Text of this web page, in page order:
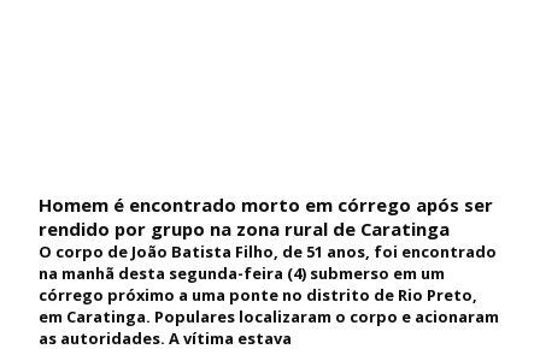
Homem é encontrado morto em córrego após ser
rendido por grupo na zona rural de Caratinga
O corpo de João Batista Filho, de 51 anos, foi encontrado
na manhã desta segunda-feira (4) submerso em um
córrego próximo a uma ponte no distrito de Rio Preto,
em Caratinga. Populares localizaram o corpo e acionaram
as autoridades. A vítima estava